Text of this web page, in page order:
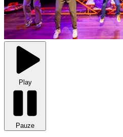
Play
Pauze